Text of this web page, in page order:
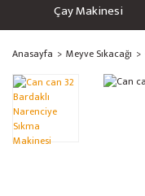
Çay Makinesi
Anasayfa Meyve Sıkacağı